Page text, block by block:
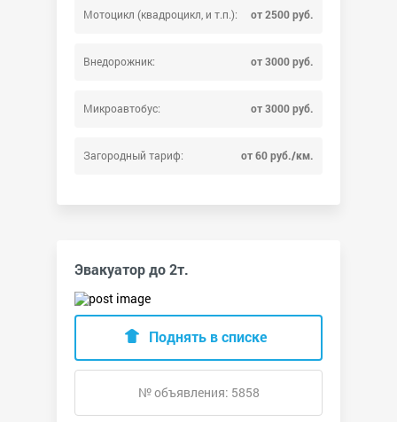
Мотоцикл (квадроцикл, и т.п.): от 2500 руб.
Внедорожник: от 3000 руб.
Микроавтобус: от 3000 руб.
Загородный тариф: от 60 руб./км.
Эвакуатор до 2т.
Поднять в списке
№ объявления: 5858